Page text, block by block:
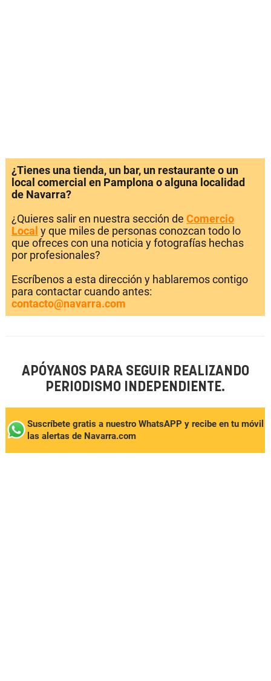
¿Tienes una tienda, un bar, un restaurante o un
local comercial en Pamplona o alguna localidad
de Navarra?
¿Quieres salir en nuestra sección de Comercio
Local y que miles de personas conozcan todo lo
que ofreces con una noticia y fotografías hechas
por profesionales?
Escríbenos a esta dirección y hablaremos contigo
para contactar cuando antes:
contacto@navarra.com
APÓYANOS PARA SEGUIR REALIZANDO
PERIODISMO INDEPENDIENTE.
Suscríbete gratis a nuestro WhatsAPP y recibe en tu móvil
las alertas de Navarra.com